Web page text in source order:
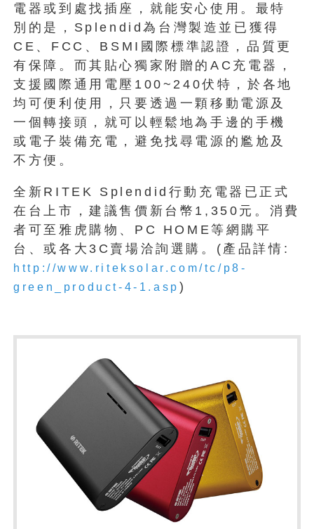
電器或到處找插座，就能安心使用。最特
別的是，Splendid為台灣製造並已獲得
CE、FCC、BSMI國際標準認證，品質更
有保障。而其貼心獨家附贈的AC充電器，
支援國際通用電壓100~240伏特，於各地
均可便利使用，只要透過一顆移動電源及
一個轉接頭，就可以輕鬆地為手邊的手機
或電子裝備充電，避免找尋電源的尷尬及
不方便。
全新RITEK Splendid行動充電器已正式
在台上市，建議售價新台幣1,350元。消費
者可至雅虎購物、PC HOME等網購平
台、或各大3C賣場洽詢選購。(產品詳情:
http://www.riteksolar.com/tc/p8-
green_product-4-1.asp )